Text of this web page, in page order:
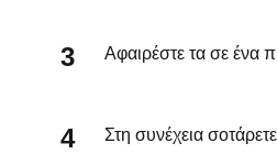
Αφαιρέστε τα σε ένα
Στη συνέχεια